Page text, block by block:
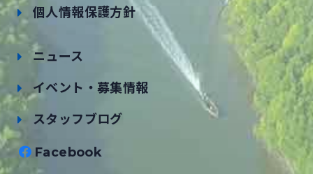
個人情報保護方針
ニュース
イベント・募集情報
スタッフブログ
Facebook